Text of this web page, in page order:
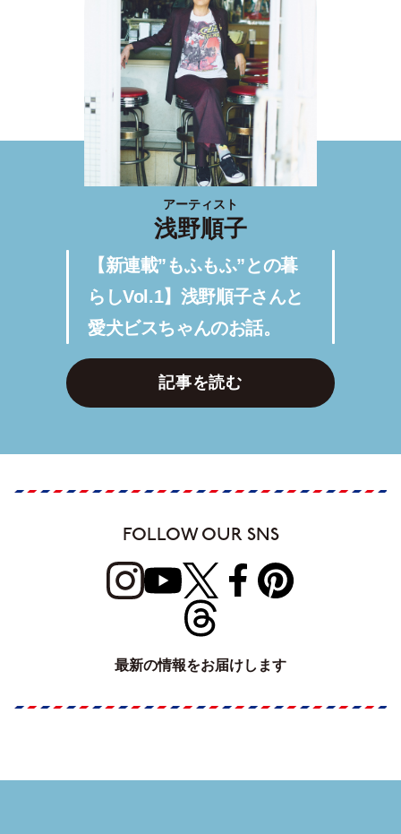
アーティスト
浅野順子
【新連載”もふもふ”との暮
らしVol.1】浅野順子さんと
愛犬ビスちゃんのお話。
記事を読む
FOLLOW OUR SNS
最新の情報をお届けします